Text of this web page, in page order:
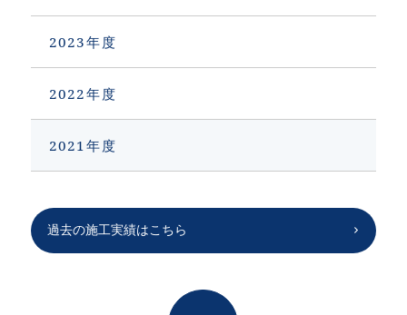
2023
2022
2021
過去の施工実績はこちら